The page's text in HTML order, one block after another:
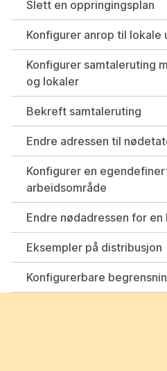
Slett en oppringingsplan
Konfigurer anrop til lokale
Konfigurer samtaleruting
og lokaler
Bekreft samtaleruting
Endre adressen til
Konfigurer en
arbeidsområde
Endre nødadressen for en
Eksempler på distribusjon
Konfigurerbare